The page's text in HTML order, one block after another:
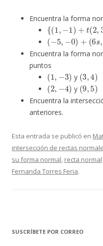
Encuentra la forma
{(1,−1 )+t(2,3):t
(−5, 0)+ 6 s,−4
Encuentra la forma
puntos
(1 3)
y
(3
)
(2, 4)
y
(9,5)
Encuentra la
anteriores.
Esta entrada se publicó en
intersección de rectas
su forma normal, recta normal
Fernanda Torres Feria.
SUSCRÍBETE POR CORREO